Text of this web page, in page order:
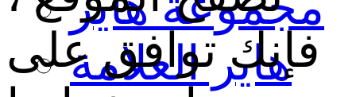
هاير العلامة
فإنك توافق على